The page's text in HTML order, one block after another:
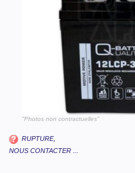
"Photos non contractuelles"
RUPTURE,
NOUS CONTACTER ...